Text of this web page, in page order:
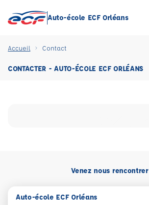
Auto-école ECF Orléans
Accueil Contact
CONTACTER - AUTO-ÉCOLE ECF ORLÉANS
Venez nous rencontrer
Auto-école ECF Orléans